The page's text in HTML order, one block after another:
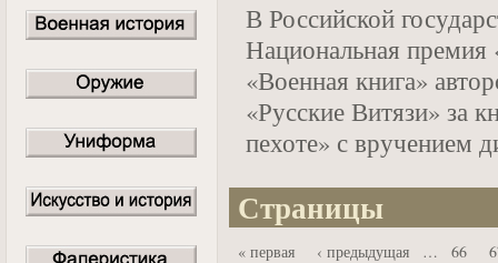
В Российской
Национальная премия
«Военная книга»
«Русские Витязи» за
пехоте» с вручением
Страницы
« первая ‹ предыдущая … 66